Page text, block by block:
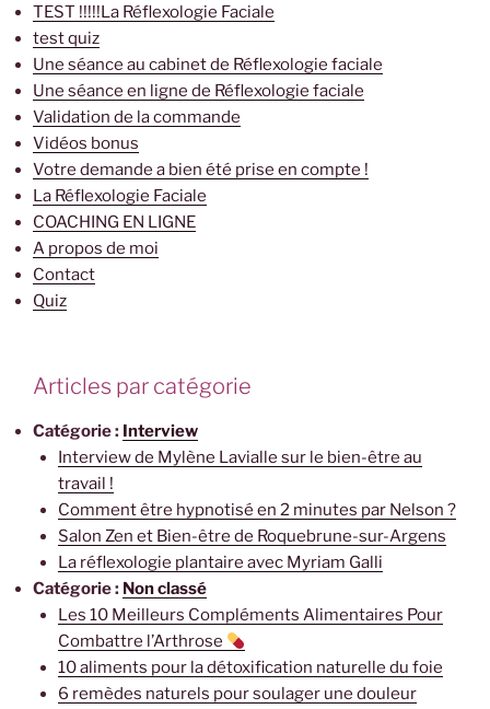
TEST !!!!!La Réflexologie Faciale
test quiz
Une séance au cabinet de Réflexologie faciale
Une séance en ligne de Réflexologie faciale
Validation de la commande
Vidéos bonus
Votre demande a bien été prise en compte !
La Réflexologie Faciale
COACHING EN LIGNE
A propos de moi
Contact
Quiz
Articles par catégorie
Catégorie : Interview
Interview de Mylène Lavialle sur le bien-être au
travail !
Comment être hypnotisé en 2 minutes par Nelson ?
Salon Zen et Bien-être de Roquebrune-sur-Argens
La réflexologie plantaire avec Myriam Galli
Catégorie : Non classé
Les 10 Meilleurs Compléments Alimentaires Pour
Combattre l’Arthrose
10 aliments pour la détoxification naturelle du foie
6 remèdes naturels pour soulager une douleur